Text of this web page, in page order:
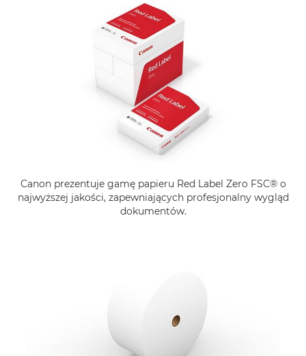
Canon prezentuje gamę papieru Red Label Zero FSC® o
najwyższej jakości, zapewniających profesjonalny wygląd
dokumentów.